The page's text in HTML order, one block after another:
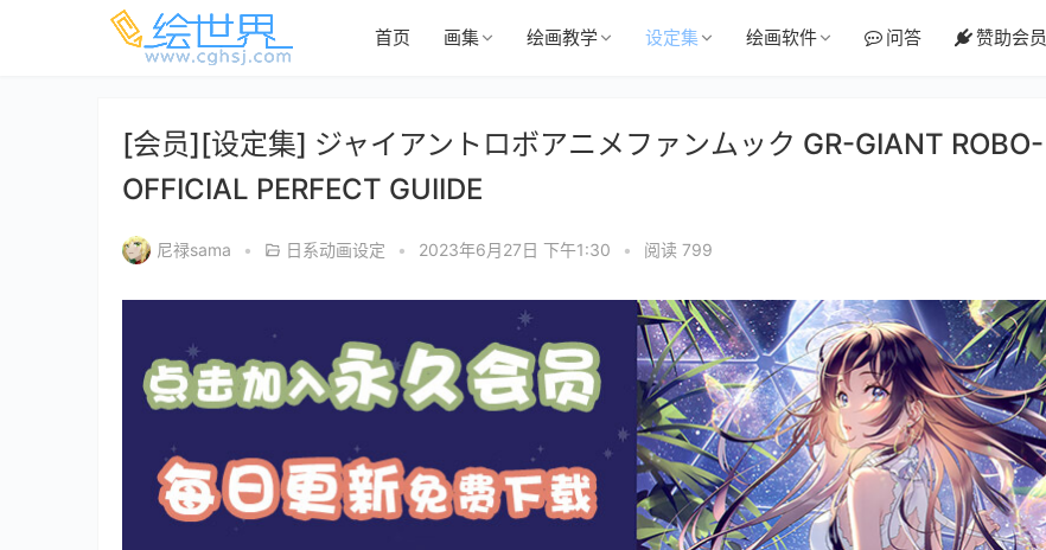
首页 画集 绘画教学 设定集 绘画软件 问答 赞助会员
[会员][设定集] ジャイアントロボアニメファンムック GR-GIANT ROBO-
OFFICIAL PERFECT GUIIDE
尼禄sama • 日系动画设定 • 2023年6月27日 下午1:30 • 阅读 799